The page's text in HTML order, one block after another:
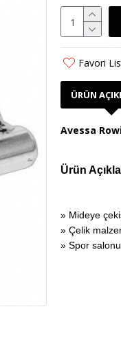
Favori
ÜRÜN
Avessa
Ürün
» Mideye
» Çelik
» Spor